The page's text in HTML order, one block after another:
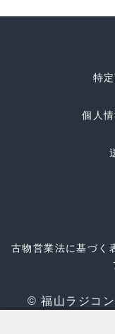
特
個人
古物営業法に基づ
© 福山ラジコ